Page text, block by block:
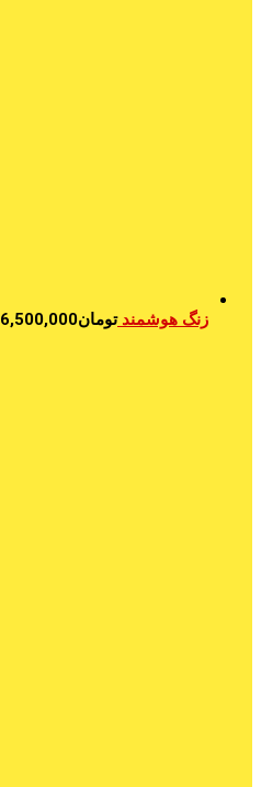
زنگ هوشمند تومان6,500,000